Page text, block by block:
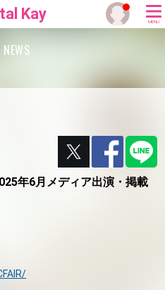
MENU
Kay
NEWS
年6月メディア出演・掲載